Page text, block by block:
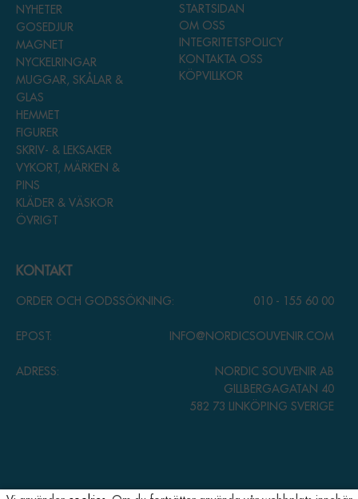
NYHETER
GOSEDJUR
MAGNET
NYCKELRINGAR
MUGGAR, SKÅLAR &
GLAS
HEMMET
FIGURER
SKRIV- & LEKSAKER
VYKORT, MÄRKEN &
PINS
KLÄDER & VÄSKOR
ÖVRIGT
STARTSIDAN
OM OSS
INTEGRITETSPOLICY
KONTAKTA OSS
KÖPVILLKOR
KONTAKT
ORDER OCH GODSSÖKNING: 010 - 155 60 00
EPOST: INFO@NORDICSOUVENIR.COM
ADRESS:
NORDIC SOUVENIR AB
GILLBERGAGATAN 40
582 73 LINKÖPING SVERIGE